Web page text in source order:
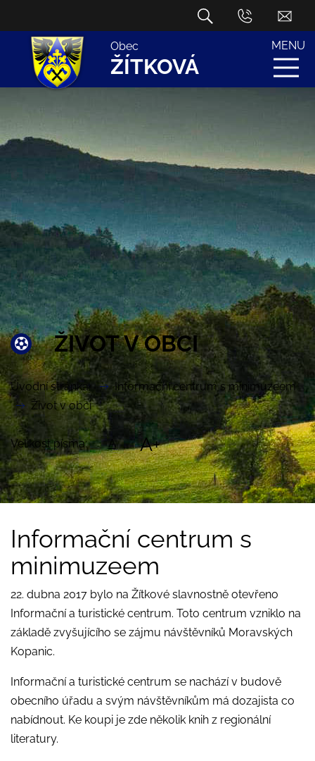
Obec
ŽÍTKOVÁ
MENU
ŽIVOT V OBCI
Úvodní stránka
Informační centrum s minimuzeem
Život v obci
Velikost písma: A A+
Informační centrum s
minimuzeem
22. dubna 2017 bylo na Žítkové slavnostně otevřeno
Informační a turistické centrum. Toto centrum vzniklo na
základě zvyšujícího se zájmu návštěvníků Moravských
Kopanic.
Informační a turistické centrum se nachází v budově
obecního úřadu a svým návštěvníkům má dozajista co
nabídnout. Ke koupi je zde několik knih z regionální
literatury.